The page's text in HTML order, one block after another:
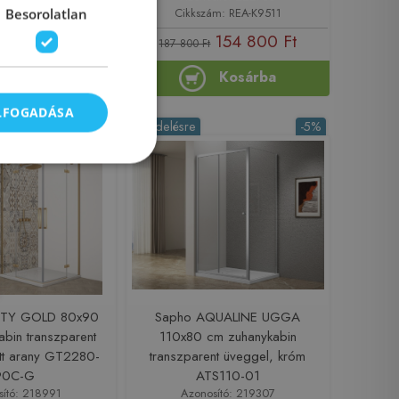
90M-G
360 050 Ft
Cikkszám: REA-K9511
187 800 Ft 154 800 Ft
Kosárba
-5%
GOLD 80x90
transzparent
arany GT2280-
G
218991
-5%
Rendelésre
Sapho AQUALINE UGGA
110x80 cm zuhanykabin
transzparent üveggel, króm
ATS110-01
Azonosító: 219307
Besorolatlan